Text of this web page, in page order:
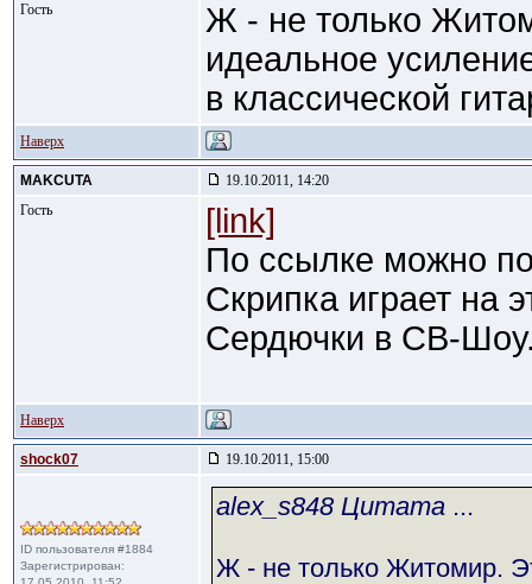
Гость
Ж - не только
идеальное
в классической
Наверх
MAKCUTA
19.10.2011, 14:20
Гость
[link]
По ссылке можно
Скрипка играет на
Сердючки в СВ-
Наверх
shock07 19.10.2011, 15:00
ID пользователя #1884
Зарегистрирован:
alex_s848 Цитата ...
Ж - не только Житомир.